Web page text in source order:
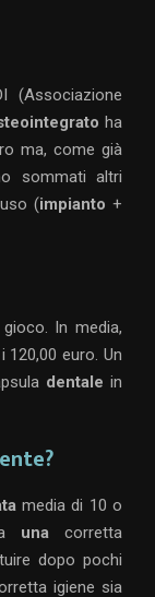
(Associazione
ha
ma, come già
sommati altri
(impianto +
In media,
120,00 euro. Un
dentale in
media di 10 o
unacorretta
dopo pochi
igiene sia